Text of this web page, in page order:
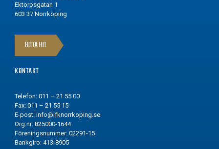
Ektorpsgatan 1
603 37 Norrköping
HITTA HIT
KONTAKT
Telefon: 011 – 21 55 00
Fax: 011 – 21 55 15
E-post: info@ifknorrkoping.se
Org.nr: 825000-1644
Föreningsnummer: 02291-15
Bankgiro: 413-8905